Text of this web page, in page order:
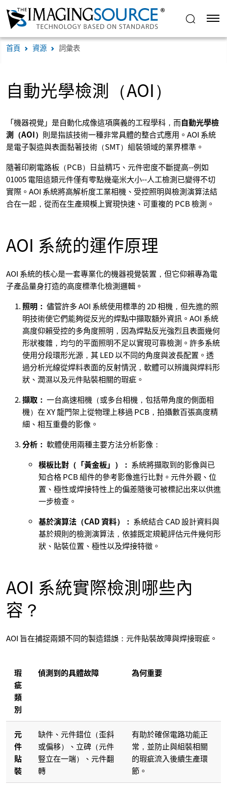
首頁 資源 詞彙表
自動光學檢測（AOI）
「機器視覺」是自動化成像這項廣義的工程學科，而自動光學檢
測（AOI） 則是指該技術一種非常具體的整合式應用。AOI 系統
是電子製造與表面黏著技術（SMT）組裝領域的業界標準。
隨著印刷電路板（PCB）日益精巧、元件密度不斷提高--例如
01005 電阻這類元件僅有零點幾毫米大小--人工檢測已變得不切
實際。AOI 系統將高解析度工業相機、受控照明與檢測演算法結
合在一起，從而在生產規模上實現快速、可重複的 PCB 檢測。
AOI 系統的運作原理
AOI 系統的核心是一套專業化的機器視覺裝置，但它仰賴專為電
子產品量身打造的高度標準化檢測邏輯。
照明： 儘管許多 AOI 系統使用標準的 2D 相機，但先進的照
明技術使它們能夠從反光的焊點中擷取額外資訊。AOI 系統
高度仰賴受控的多角度照明，因為焊點反光強烈且表面幾何
形狀複雜，均勻的平面照明不足以實現可靠檢測。許多系統
使用分段環形光源，其 LED 以不同的角度與波長配置。透
過分析光線從焊料表面的反射情況，軟體可以辨識與焊料形
狀、潤濕以及元件貼裝相關的瑕疵。
擷取： 一台高速相機（或多台相機，包括帶角度的側面相
機）在 XY 龍門架上從物理上移過 PCB，拍攝數百張高度精
細、相互重疊的影像。
分析： 軟體使用兩種主要方法分析影像：
模板比對（「黃金板」）： 系統將擷取到的影像與已
知合格 PCB 組件的參考影像進行比對。元件外觀、位
置、極性或焊接特性上的偏差隨後可被標記出來以供進
一步檢查。
基於演算法（CAD 資料）： 系統結合 CAD 設計資料與
基於規則的檢測演算法，依據既定規範評估元件幾何形
狀、貼裝位置、極性以及焊接特徵。
AOI 系統實際檢測哪些內
容？
AOI 旨在捕捉兩類不同的製造錯誤：元件貼裝故障與焊接瑕疵。
瑕
疵
類
別
偵測到的具體故障 為何重要
元
件
貼
裝
缺件、元件錯位（歪斜
或偏移）、立碑（元件
豎立在一端）、元件翻
轉
有助於確保電路功能正
常，並防止與組裝相關
的瑕疵流入後續生產環
節。